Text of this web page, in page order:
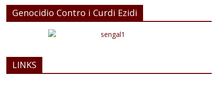
Genocidio Contro i Curdi Ezidi
LINKS